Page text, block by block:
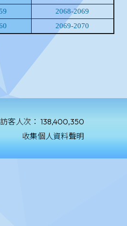
訪客人次： 138,400,350
收集個人資料聲明